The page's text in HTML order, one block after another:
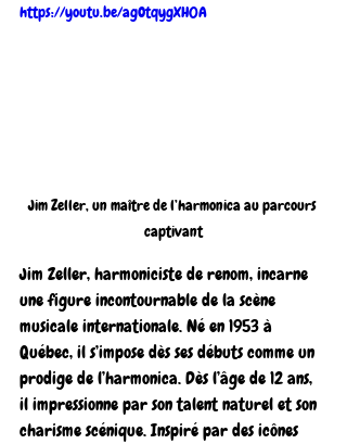
https://youtu.be/agOtqygXH0A
Jim Zeller, un maître de l’harmonica au parcours
captivant
Jim Zeller, harmoniciste de renom, incarne
une figure incontournable de la scène
musicale internationale. Né en 1953 à
Québec, il s’impose dès ses débuts comme un
prodige de l’harmonica. Dès l’âge de 12 ans,
il impressionne par son talent naturel et son
charisme scénique. Inspiré par des icônes